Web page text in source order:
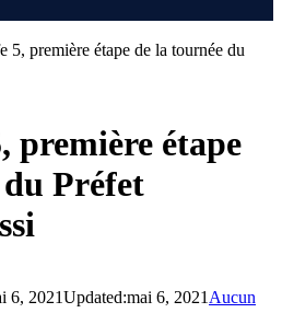
5, première étape de la tournée du
première étape
Préfet
6, 2021Updated:mai 6, 2021 Aucun